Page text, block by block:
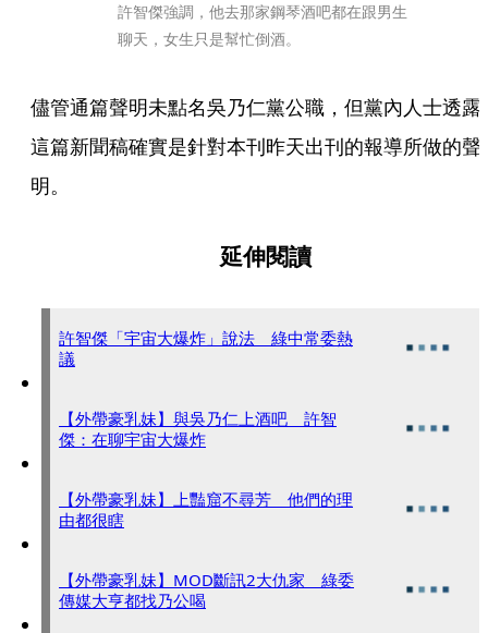
許智傑強調，他去那家鋼琴酒吧都在跟男生
聊天，女生只是幫忙倒酒。
儘管通篇聲明未點名吳乃仁黨公職，但黨內人士透露
這篇新聞稿確實是針對本刊昨天出刊的報導所做的聲
明。
延伸閱讀
許智傑「宇宙大爆炸」說法 綠中常委熱
議
【外帶豪乳妹】與吳乃仁上酒吧 許智
傑：在聊宇宙大爆炸
【外帶豪乳妹】上豔窟不尋芳 他們的理
由都很瞎
【外帶豪乳妹】MOD斷訊2大仇家 綠委
傳媒大亨都找乃公喝